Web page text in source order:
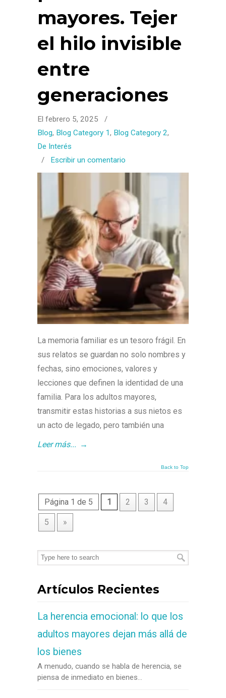
mayores. Tejer
el hilo invisible
entre
generaciones
El febrero 5, 2025
/
Blog, Blog Category 1, Blog Category 2,
De Interés
/ Escribir un comentario
La memoria familiar es un tesoro frágil. En
sus relatos se guardan no solo nombres y
fechas, sino emociones, valores y
lecciones que definen la identidad de una
familia. Para los adultos mayores,
transmitir estas historias a sus nietos es
un acto de legado, pero también una
Leer más... →
Back to Top
Página 1 de 5 1 2 3 4
5 »
Artículos Recientes
La herencia emocional: lo que los
adultos mayores dejan más allá de
los bienes
A menudo, cuando se habla de herencia, se
piensa de inmediato en bienes...